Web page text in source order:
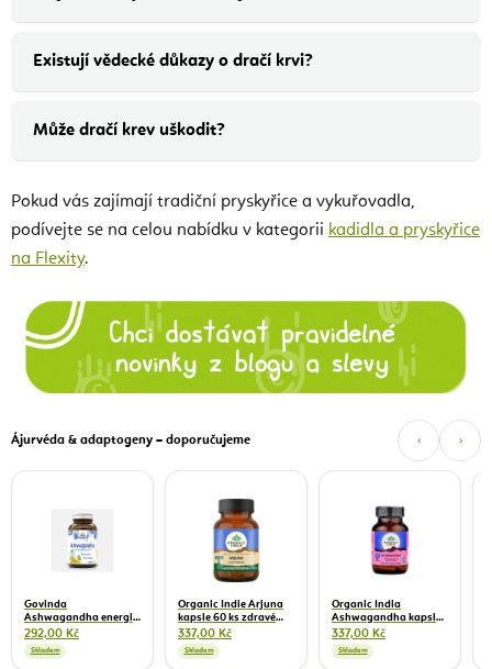
Existují vědecké důkazy o dračí krvi?
Může dračí krev uškodit?
Pokud vás zajímají tradiční pryskyřice a vykuřovadla,
podívejte se na celou nabídku v kategorii kadidla a pryskyřice
na Flexity.
Ájurvéda & adaptogeny – doporučujeme ‹ ›
Govinda
Ashwagandha energie,
vitalita, sex, 90 kapslí,
45 g, BIO
292,00 Kč
Skladem
Organic Indie Arjuna
kapsle 60 ks zdravé
srdce a cévy
337,00 Kč
Skladem
Organic India
Ashwagandha kapsle
60 ks energia, vitalita,
sex
337,00 Kč
Skladem